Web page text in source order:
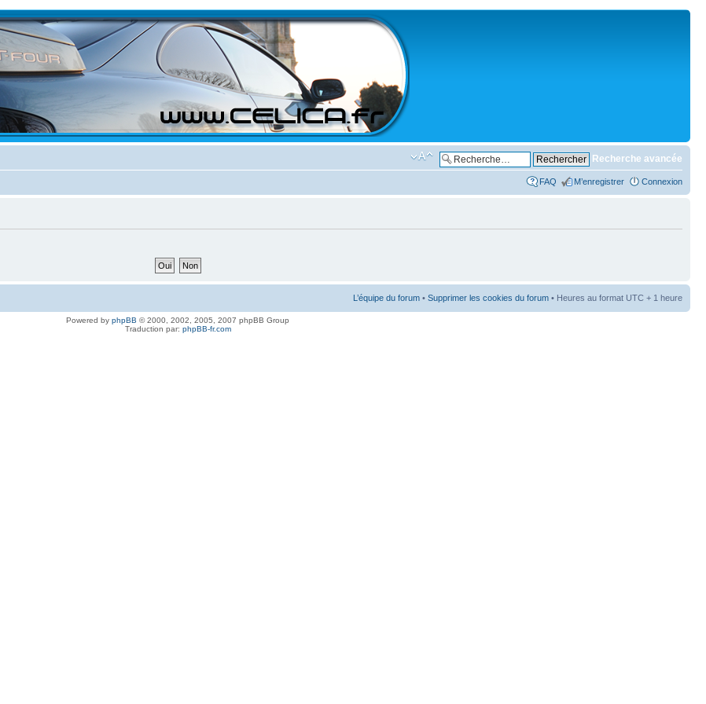
Recherche avancée
FAQ M’enregistrer Connexion
L’équipe du forum • Supprimer les cookies du forum • Heures au format UTC + 1 heure
Powered by phpBB © 2000, 2002, 2005, 2007 phpBB Group
Traduction par: phpBB-fr.com